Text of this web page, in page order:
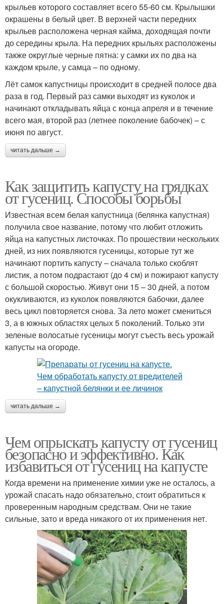
крыльев которого составляет всего 55-60 см. Крылышки
окрашены в белый цвет. В верхней части передних
крыльев расположена черная кайма, доходящая почти
до середины крыла. На передних крыльях расположены
также округлые черные пятна: у самки их по два на
каждом крыле, у самца – по одному.
Лёт самок капустницы происходит в средней полосе два
раза в год. Первый раз самки выходят из куколок и
начинают откладывать яйца с конца апреля и в течение
всего мая, второй раз (летнее поколение бабочек) – с
июня по август.
читать дальше →
Как защитить капусту на грядках
от гусениц. Способы борьбы
Известная всем белая капустница (белянка капустная)
получила свое название, потому что любит отложить
яйца на капустных листочках. По прошествии нескольких
дней, из них появляются гусеницы, которые тут же
начинают портить капусту – сначала только скоблят
листик, а потом подрастают (до 4 см) и пожирают капусту
с большой скоростью. Живут они 15 – 30 дней, а потом
окукливаются, из куколок появляются бабочки, далее
весь цикл повторяется снова. За лето может смениться
3, а в южных областях целых 5 поколений. Только эти
зеленые волосатые гусеницы могут съесть весь урожай
капусты на огороде.
читать дальше →
Чем опрыскать капусту от гусениц
безопасно и эффективно. Как
избавиться от гусениц на капусте
Когда времени на применение химии уже не осталось, а
урожай спасать надо обязательно, стоит обратиться к
проверенным народным средствам. Они не такие
сильные, зато и вреда никакого от их применения нет.